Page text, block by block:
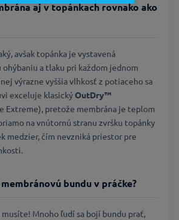
aj v topánkach rovnako ako
avšak topánka je vystavená
ohýbaniu a tlaku pri každom jednom
výrazne vyššia vlhkosť z potiaceho sa
exceluje klasickýOutDry™
Extreme), pretože membrána je teplom
na vnútornú stranu zvršku topánky
medzier, čím nevzniká priestor pre
bundu v práčke?
musíte! Mnoho ľudí sa bojí bundu prať,